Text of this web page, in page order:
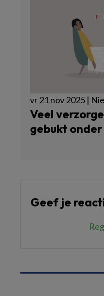
vr 21 nov 2025 |
Veel
gebukt onder
Geef je